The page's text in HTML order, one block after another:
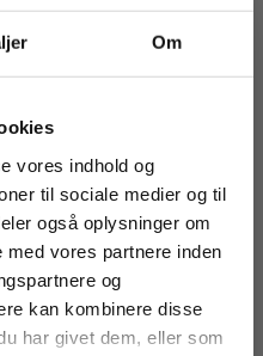
Om
vores indhold og
til sociale medier og til
også oplysninger om
vores partnere inden
og
kan kombinere disse
har givet dem, eller som
og
mm.
som:
For institutioner og
virksomheder. Du
får vist priser ekskl.